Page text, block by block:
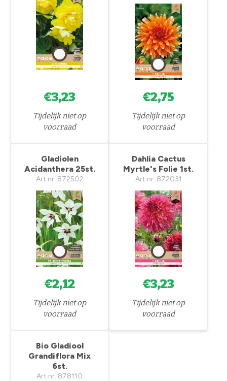
€3,23
Tijdelijk niet op
voorraad
€2,75
Tijdelijk niet op
voorraad
Gladiolen
Acidanthera 25st.
Art nr. 872502
€2,12
Tijdelijk niet op
voorraad
Dahlia Cactus
Myrtle's Folie 1st.
Art nr. 872031
€3,23
Tijdelijk niet op
voorraad
Bio Gladiool
Grandiflora Mix
6st.
Art nr. 878110